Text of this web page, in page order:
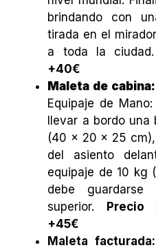
brindando con
tirada en el
a toda la ciudad.
+40€
Maleta de cabina:
Equipaje de
llevar a bordo
(40 x 20 x 25
del asiento
equipaje de 10
debe guardarse
superior.
Precio
+45€
Maleta